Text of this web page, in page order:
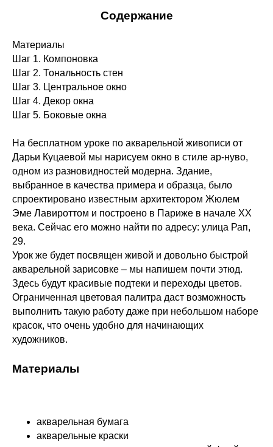
Содержание
Материалы
Шаг 1. Компоновка
Шаг 2. Тональность стен
Шаг 3. Центральное окно
Шаг 4. Декор окна
Шаг 5. Боковые окна
На бесплатном уроке по акварельной живописи от
Дарьи Куцаевой мы нарисуем окно в стиле ар-нуво,
одном из разновидностей модерна. Здание,
выбранное в качества примера и образца, было
спроектировано известным архитектором Жюлем
Эме Лавироттом и построено в Париже в начале XX
века. Сейчас его можно найти по адресу: улица Рап,
29.
Урок же будет посвящен живой и довольно быстрой
акварельной зарисовке – мы напишем почти этюд.
Здесь будут красивые подтеки и переходы цветов.
Ограниченная цветовая палитра даст возможность
выполнить такую работу даже при небольшом наборе
красок, что очень удобно для начинающих
художников.
Материалы
акварельная бумага
акварельные краски